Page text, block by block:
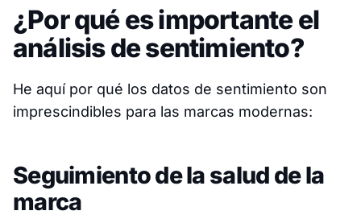
¿Por qué es importante el
análisis de sentimiento?
He aquí por qué los datos de sentimiento son
imprescindibles para las marcas modernas:
Seguimiento de la salud de la
marca